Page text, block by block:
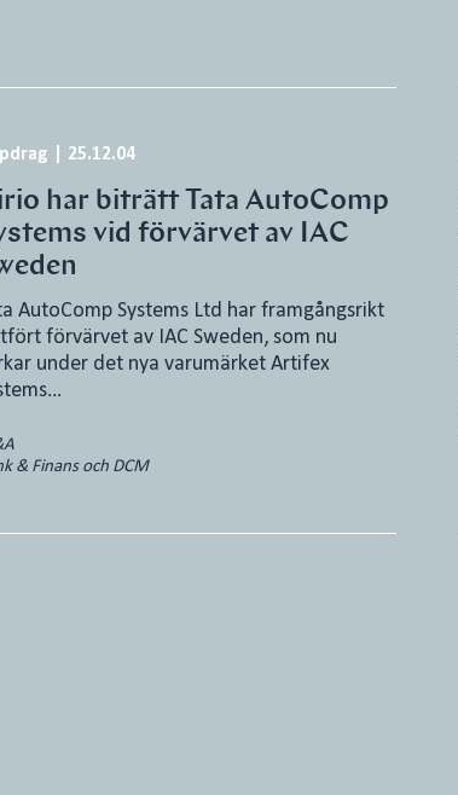
25.12.04
har biträtt Tata AutoComp
vid förvärvet av IAC
AutoComp Systems Ltd har framgångsrikt
förvärvet av IAC Sweden, som nu
under det nya varumärket Artifex
& Finans och DCM